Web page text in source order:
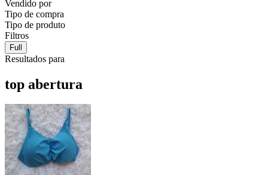
Vendido por
Tipo de compra
Tipo de produto
Filtros
Full
Resultados para
top abertura